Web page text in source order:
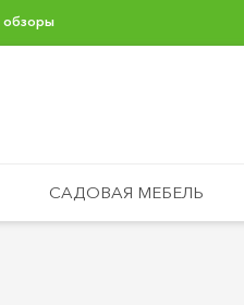
обзоры
САДОВАЯ МЕБЕЛЬ